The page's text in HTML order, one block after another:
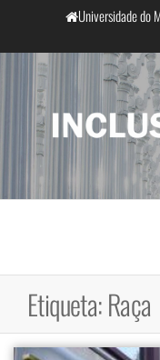
o
conteúdo
Universidade do
InclusiveCourts
Etiqueta:Raça